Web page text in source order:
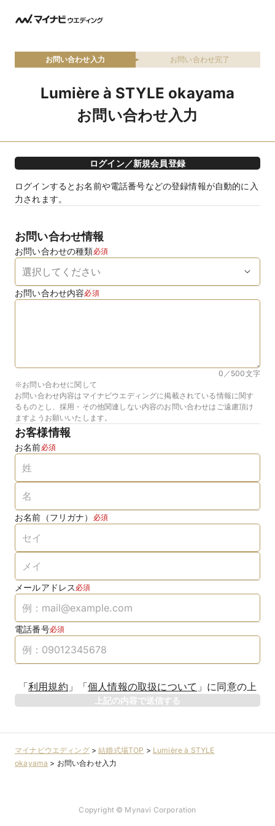
お問い合わせ入力 お問い合わせ完了
Lumière à STYLE okayama
お問い合わせ入力
ログイン／新規会員登録
ログインするとお名前や電話番号などの登録情報が自動的に入
力されます。
お問い合わせ情報
お問い合わせの種類必須
お問い合わせ内容必須
0／500文字
※お問い合わせに関して
お問い合わせ内容はマイナビウエディングに掲載されている情報に関す
るものとし、採用・その他関連しない内容のお問い合わせはご遠慮頂け
ますようお願いいたします。
お客様情報
お名前必須
お名前（フリガナ） 必須
メールアドレス 必須
電話番号必須
「利用規約 」 「個人情報の取扱について 」 に同意の上
上記の内容で送信する
マイナビウエディング>結婚式場TOP > Lumière à STYLE
okayama > お問い合わせ入力
Copyright © Mynavi Corporation